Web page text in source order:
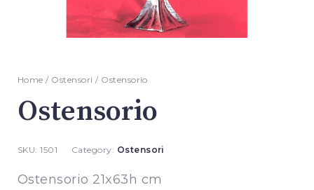
Home / Ostensori / Ostensorio
Ostensorio
SKU:1501 Category: Ostensori
Ostensorio 21x63h cm